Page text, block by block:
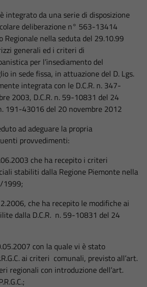
integrato da una serie di disposizione
deliberazione n° 563-13414
Regionale nella seduta del 29.10.99
generali ed i criteri di
per l’insediamento del
in sede fissa, in attuazione del D. Lgs.
integrata con le D.C.R. n. 347-
2003, D.C.R. n. 59-10831 del 24
191-43016 del 20 novembre 2012
ad adeguare la propria
provvedimenti:
che ha recepito i criteri
stabiliti dalla Regione Piemonte nella
1999;
che ha recepito le modifiche ai
dalla D.C.R. n. 59-10831 del 24
con la quale vi è stato
ai criteri comunali, previsto all’art.
regionali con introduzione dell’art.